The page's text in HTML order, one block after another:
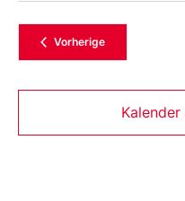
Sie
das
Datum
aus.
VorherigeVeranstaltungen